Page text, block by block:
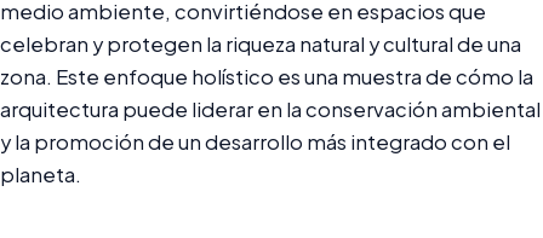
medio ambiente, convirtiéndose en espacios que
celebran y protegen la riqueza natural y cultural de una
zona. Este enfoque holístico es una muestra de cómo la
arquitectura puede liderar en la conservación ambiental
y la promoción de un desarrollo más integrado con el
planeta.